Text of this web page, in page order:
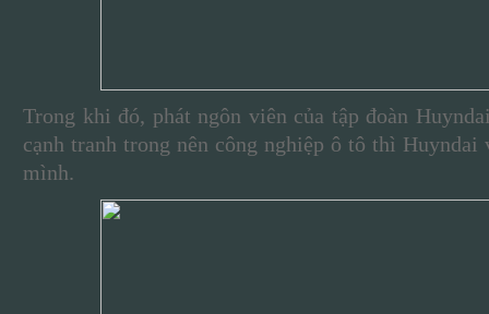
Trong khi đó, phát ngôn viên của tập đoàn
cạnh tranh trong nên công nghiệp ô tô thì
mình.